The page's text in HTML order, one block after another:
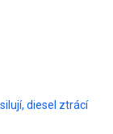
diesel ztrácí